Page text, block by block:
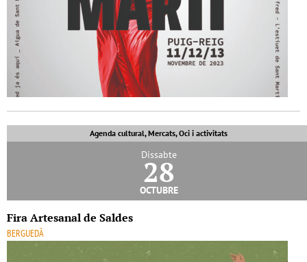
Agenda cultural, Mercats, Oci i activitats
Dissabte
28
octubre
Fira Artesanal de Saldes
BERGUEDÀ